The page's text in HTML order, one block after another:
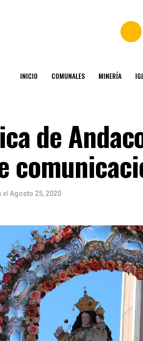
INICIO COMUNALES MINERÍA
de
el Agosto 25, 2020